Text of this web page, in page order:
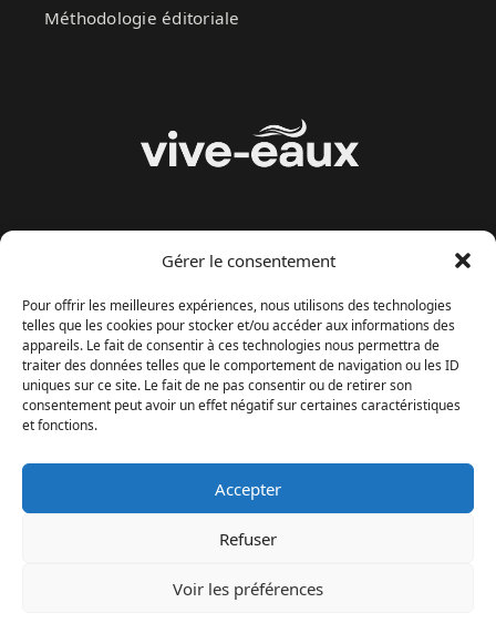
Gérer le consentement
Pour offrir les meilleures expériences, nous utilisons des technologies
telles que les cookies pour stocker et/ou accéder aux informations des
appareils. Le fait de consentir à ces technologies nous permettra de
traiter des données telles que le comportement de navigation ou les ID
uniques sur ce site. Le fait de ne pas consentir ou de retirer son
consentement peut avoir un effet négatif sur certaines caractéristiques
et fonctions.
Accepter
Refuser
Voir les préférences
Méthodologie éditoriale
Politique de confidentialité
Mentions legales
À propos
Méthodologie éditoriale